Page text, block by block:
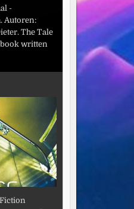
-
Autoren:
The Tale
written